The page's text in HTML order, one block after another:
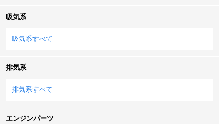
吸気系
吸気系すべて
排気系
排気系すべて
エンジンパーツ